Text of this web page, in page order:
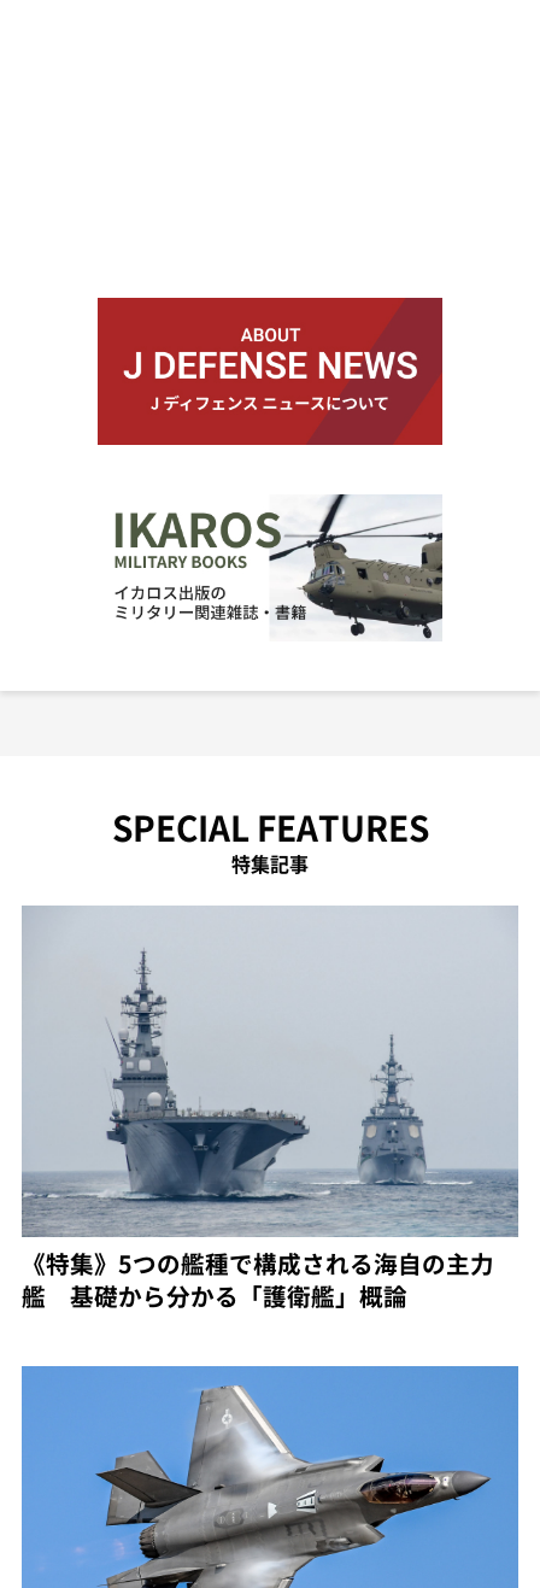
SPECIAL FEATURES
特集記事
《特集》5つの艦種で構成される海自の主力
艦 基礎から分かる「護衛艦」概論